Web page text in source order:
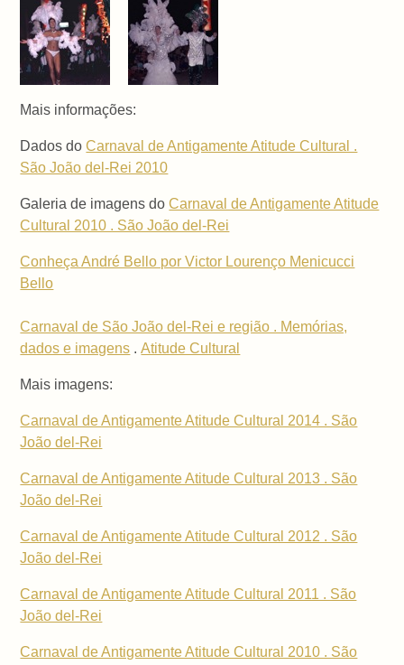
Mais informações:
Dados doCarnaval de Antigamente Atitude Cultural .
São João del-Rei 2010
Galeria de imagens doCarnaval de Antigamente Atitude
Cultural 2010 . São João del-Rei
Conheça André Bello por Victor Lourenço Menicucci
Bello
Carnaval de São João del-Rei e região . Memórias,
dados e imagens .Atitude Cultural
Mais imagens:
Carnaval de Antigamente Atitude Cultural 2014 . São
João del-Rei
Carnaval de Antigamente Atitude Cultural 2013 . São
João del-Rei
Carnaval de Antigamente Atitude Cultural 2012 . São
João del-Rei
Carnaval de Antigamente Atitude Cultural 2011 . São
João del-Rei
Carnaval de Antigamente Atitude Cultural 2010 . São